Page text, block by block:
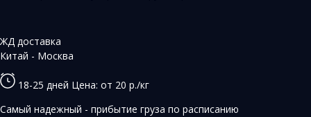
ЖД доставка
Китай - Москва
18-25 дней Цена: от 20 р./кг
Самый надежный - прибытие груза по расписанию